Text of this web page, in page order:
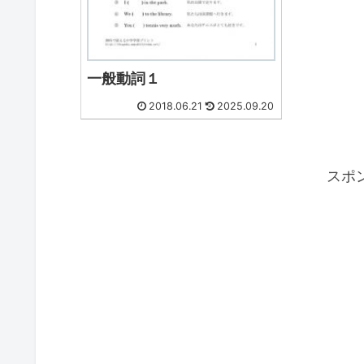
一般動詞１
2018.06.21 2025.09.20
スポ